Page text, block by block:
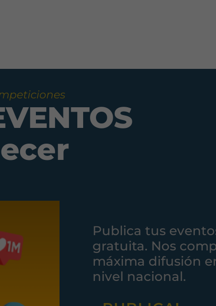
Publica tus
gratuita. Nos
máxima difusión
nivel nacional.
Estas
cookies no
son
opcionales.
Son
necesarias
para que
web.